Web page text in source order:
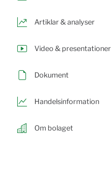
Artiklar & analyser
Video & presentationer
Dokument
Handelsinformation
Om bolaget